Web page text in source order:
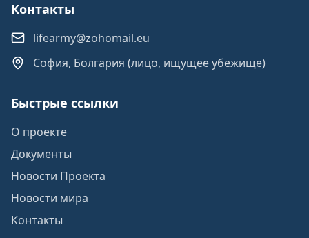
Контакты
lifearmy@zohomail.eu
София, Болгария (лицо, ищущее убежище)
Быстрые ссылки
О проекте
Документы
Новости Проекта
Новости мира
Контакты